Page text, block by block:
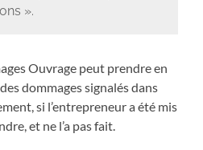
».
Ouvrage peut prendre en
dommages signalés dans
si l’entrepreneur a été mis
et ne l’a pas fait.